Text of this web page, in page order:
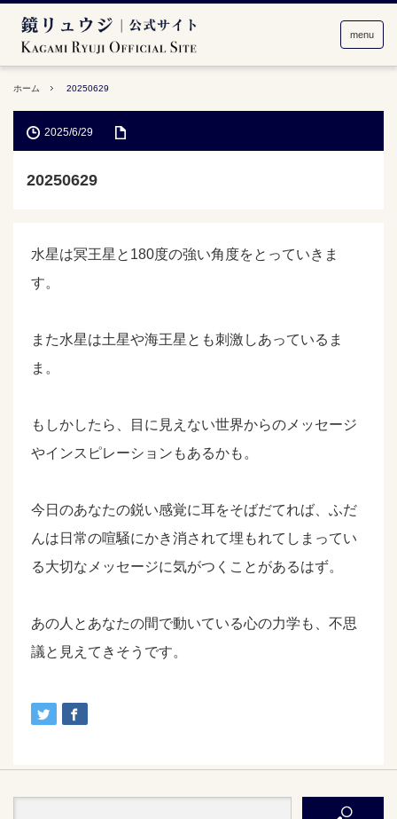
menu
ホーム 20250629
2025/6/29
20250629
水星は冥王星と180度の強い角度をとっていきま
す。
また水星は土星や海王星とも刺激しあっているま
ま。
もしかしたら、目に見えない世界からのメッセージ
やインスピレーションもあるかも。
今日のあなたの鋭い感覚に耳をそばだてれば、ふだ
んは日常の喧騒にかき消されて埋もれてしまってい
る大切なメッセージに気がつくことがあるはず。
あの人とあなたの間で動いている心の力学も、不思
議と見えてきそうです。